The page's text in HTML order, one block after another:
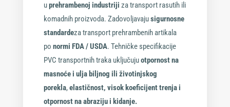
uprehrambenoj industriji za transport rasutih ili
komadnih proizvoda. Zadovoljavajusigurnosne
standardeza transport prehrambenih artikala
po normi FDA / USDA. Tehničke specifikacije
PVC transportnih traka uključujuotpornost na
masnoće i ulja biljnog ili životinjskog
porekla,elastičnost, visok koeficijent trenja i
otpornost na abraziju i kidanje.